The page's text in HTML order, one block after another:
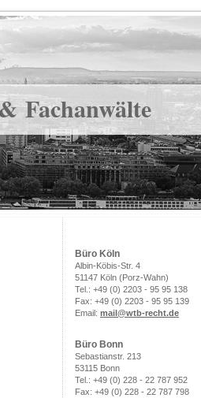
Fachanwälte
Büro Köln
Albin-Köbis-Str. 4
51147 Köln (Porz-Wahn)
Tel.: +49 (0) 2203 - 95 95 138
Fax: +49 (0) 2203 - 95 95 139
Email: mail@wtb-recht.de
Büro Bonn
Sebastianstr. 213
53115 Bonn
Tel.: +49 (0) 228 - 22 787 952
Fax: +49 (0) 228 - 22 787 798